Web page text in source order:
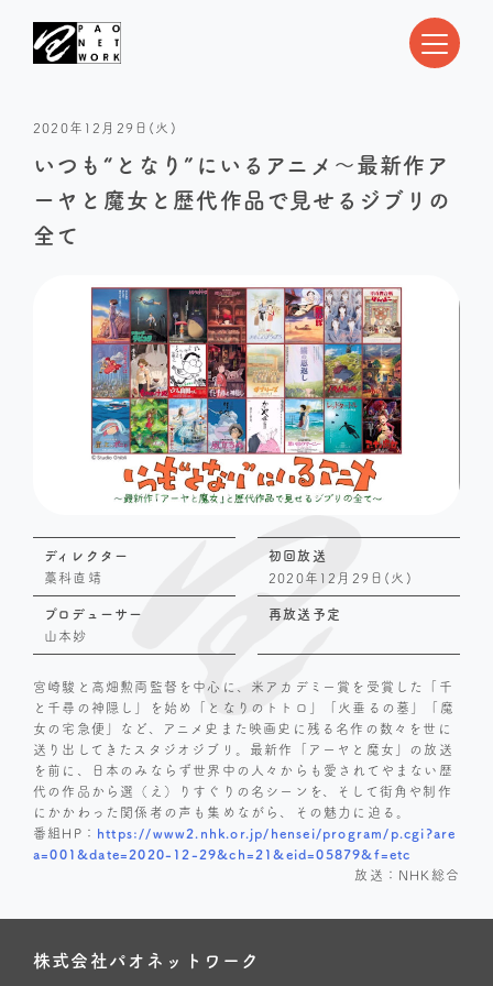
2020年12月29日(火)
いつも“となり”にいるアニメ～最新作ア
ーヤと魔女と歴代作品で見せるジブリの
全て
ディレクター
藁科直靖
初回放送
2020年12月29日(火)
プロデューサー
山本妙
再放送予定
宮崎駿と高畑勲両監督を中心に、米アカデミー賞を受賞した「千
と千尋の神隠し」を始め「となりのトトロ」「火垂るの墓」「魔
女の宅急便」など、アニメ史また映画史に残る名作の数々を世に
送り出してきたスタジオジブリ。最新作「アーヤと魔女」の放送
を前に、日本のみならず世界中の人々からも愛されてやまない歴
代の作品から選（え）りすぐりの名シーンを、そして街角や制作
にかかわった関係者の声も集めながら、その魅力に迫る。
番組HP：
https://www2.nhk.or.jp/hensei/program/p.cgi?are
a=001&date=2020-12-29&ch=21&eid=05879&f=etc
放送：NHK総合
株式会社パオネットワーク